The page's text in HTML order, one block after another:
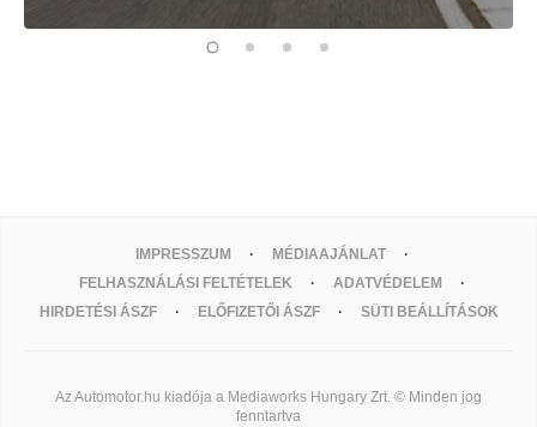
IMPRESSZUM
MÉDIAAJÁNLAT
FELHASZNÁLÁSI FELTÉTELEK
ADATVÉDELEM
HIRDETÉSI ÁSZF
ELŐFIZETŐI ÁSZF SÜTI BEÁLLÍTÁSOK
Az Automotor.hu kiadója a Mediaworks Hungary Zrt. © Minden jog
fenntartva